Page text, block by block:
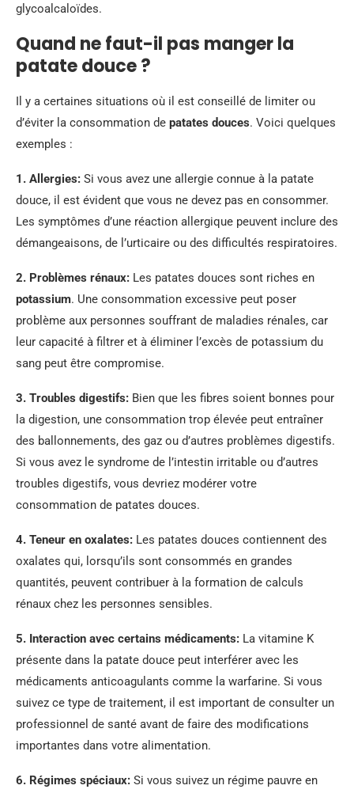
glycoalcaloïdes.
Quand ne faut-il pas manger la
patate douce ?
Il y a certaines situations où il est conseillé de limiter ou
d’éviter la consommation de patates douces. Voici quelques
exemples :
1. Allergies: Si vous avez une allergie connue à la patate
douce, il est évident que vous ne devez pas en consommer.
Les symptômes d’une réaction allergique peuvent inclure des
démangeaisons, de l’urticaire ou des difficultés respiratoires.
2. Problèmes rénaux: Les patates douces sont riches en
potassium. Une consommation excessive peut poser
problème aux personnes souffrant de maladies rénales, car
leur capacité à filtrer et à éliminer l’excès de potassium du
sang peut être compromise.
3. Troubles digestifs: Bien que les fibres soient bonnes pour
la digestion, une consommation trop élevée peut entraîner
des ballonnements, des gaz ou d’autres problèmes digestifs.
Si vous avez le syndrome de l’intestin irritable ou d’autres
troubles digestifs, vous devriez modérer votre
consommation de patates douces.
4. Teneur en oxalates: Les patates douces contiennent des
oxalates qui, lorsqu’ils sont consommés en grandes
quantités, peuvent contribuer à la formation de calculs
rénaux chez les personnes sensibles.
5. Interaction avec certains médicaments: La vitamine K
présente dans la patate douce peut interférer avec les
médicaments anticoagulants comme la warfarine. Si vous
suivez ce type de traitement, il est important de consulter un
professionnel de santé avant de faire des modifications
importantes dans votre alimentation.
6. Régimes spéciaux: Si vous suivez un régime pauvre en